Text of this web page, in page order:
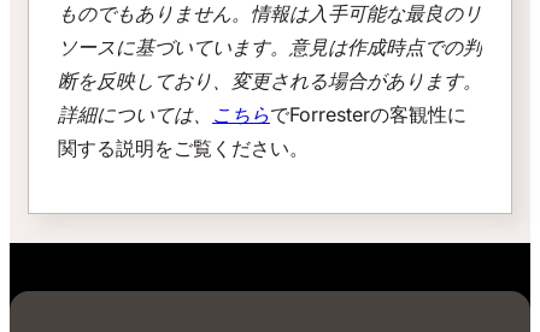
ものでもありません。情報は入手可能な最良のリ
ソースに基づいています。意見は作成時点での判
断を反映しており、変更される場合があります。
詳細については、 こちらでForresterの客観性に
関する説明をご覧ください。